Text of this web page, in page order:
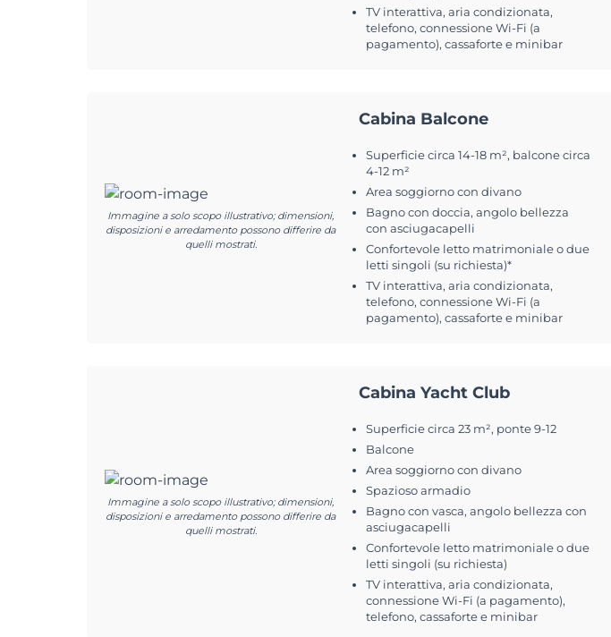
TV interattiva, aria condizionata,
telefono, connessione Wi-Fi (a
pagamento), cassaforte e minibar
Immagine a solo scopo illustrativo; dimensioni,
disposizioni e arredamento possono differire da
quelli mostrati.
Cabina Balcone
Superficie circa 14-18 m², balcone circa
4-12 m²
Area soggiorno con divano
Bagno con doccia, angolo bellezza
con asciugacapelli
Confortevole letto matrimoniale o due
letti singoli (su richiesta)*
TV interattiva, aria condizionata,
telefono, connessione Wi-Fi (a
pagamento), cassaforte e minibar
Immagine a solo scopo illustrativo; dimensioni,
disposizioni e arredamento possono differire da
quelli mostrati.
Cabina Yacht Club
Superficie circa 23 m², ponte 9-12
Balcone
Area soggiorno con divano
Spazioso armadio
Bagno con vasca, angolo bellezza con
asciugacapelli
Confortevole letto matrimoniale o due
letti singoli (su richiesta)
TV interattiva, aria condizionata,
connessione Wi-Fi (a pagamento),
telefono, cassaforte e minibar